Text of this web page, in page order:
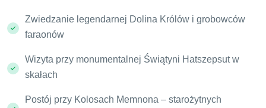
Zwiedzanie legendarnej Dolina Królów i grobowców
faraonów
Wizyta przy monumentalnej Świątyni Hatszepsut w
skałach
Postój przy Kolosach Memnona – starożytnych